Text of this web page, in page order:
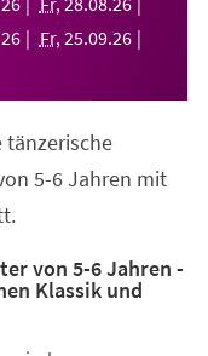
26 Fr, 25.09.26
tänzerische
5-6 Jahren mit
von 5-6 Jahren -
Klassik und